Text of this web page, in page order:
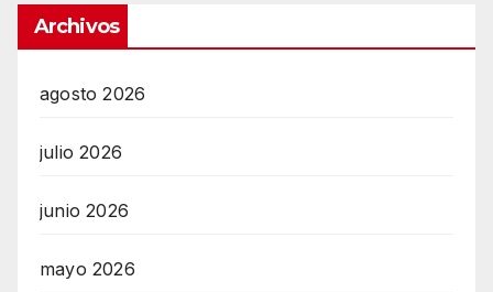
Archivos
agosto 2026
julio 2026
junio 2026
mayo 2026